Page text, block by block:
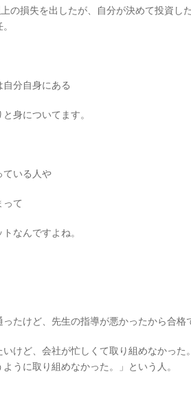
の損失を出したが、自分が決めて投資し
分自身にある
身についてます。
ている人や
って
なんですよね。
ったけど、先生の指導が悪かったから合格
いけど、会社が忙しくて取り組めなかっ
うに取り組めなかった。」という人。